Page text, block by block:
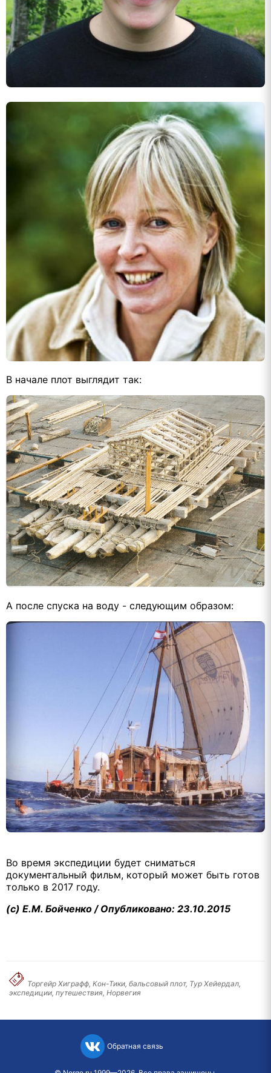
В начале плот выглядит так:
А после спуска на воду - следующим образом:
Во время экспедиции будет сниматься
документальный фильм, который может быть готов
только в 2017 году.
(с) Е.М. Бойченко / Опубликовано: 23.10.2015
Торгейр Хиграфф, Кон-Тики, бальсовый плот, Тур Хейердал,
экспедиции, путешествия, Норвегия
Обратная связь